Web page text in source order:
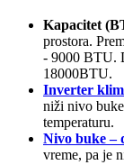
Kapacitet
prostora.
- 9000 BTU.
18000BTU.
Inverter
niži nivo
temperaturu.
Nivo buke –
vreme, pa je